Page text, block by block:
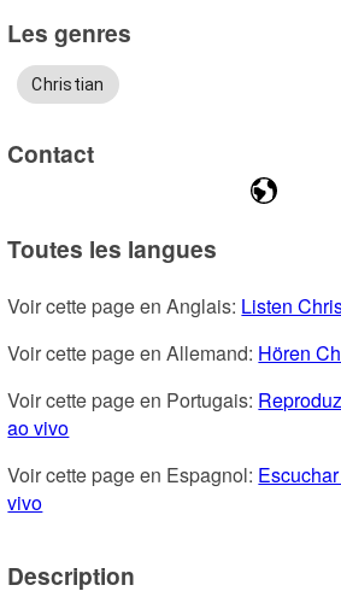
Les genres
Christian
Contact
Toutes les langues
Voir cette page en Anglais: Listen
Voir cette page en Allemand: Hören
Voir cette page en Portugais:
ao vivo
Voir cette page en Espagnol:
vivo
Description